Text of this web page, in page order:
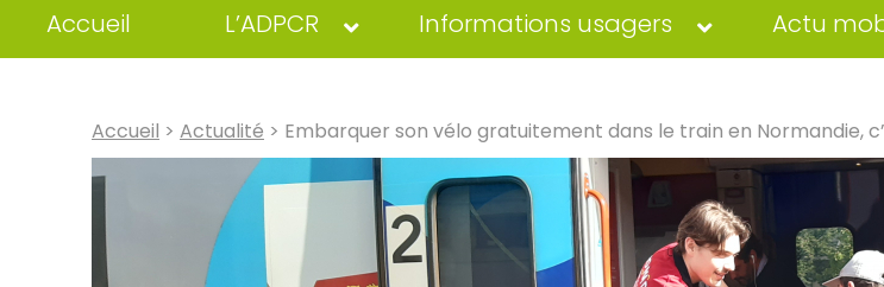
Accueil L’ADPCR Informations usagers Actu
Accueil > Actualité > Embarquer son vélo gratuitement dans le train en Normandie,